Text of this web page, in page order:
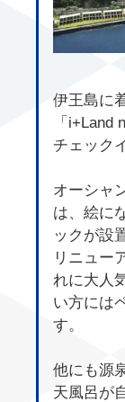
伊王島に
「
チェッ
オーシャ
は、絵に
ックが設
リニュー
れに大人
い方には
す。
他にも源
天風呂が